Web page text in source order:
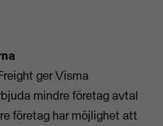
ger Visma
mindre företag avtal
företag har möjlighet att